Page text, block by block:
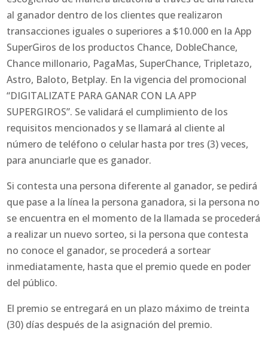
al ganador dentro de los clientes que realizaron
transacciones iguales o superiores a $10.000 en la App
SuperGiros de los productos Chance, DobleChance,
Chance millonario, PagaMas, SuperChance, Tripletazo,
Astro, Baloto, Betplay. En la vigencia del promocional
“DIGITALIZATE PARA GANAR CON LA APP
SUPERGIROS”. Se validará el cumplimiento de los
requisitos mencionados y se llamará al cliente al
número de teléfono o celular hasta por tres (3) veces,
para anunciarle que es ganador.
Si contesta una persona diferente al ganador, se pedirá
que pase a la línea la persona ganadora, si la persona no
se encuentra en el momento de la llamada se procederá
a realizar un nuevo sorteo, si la persona que contesta
no conoce el ganador, se procederá a sortear
inmediatamente, hasta que el premio quede en poder
del público.
El premio se entregará en un plazo máximo de treinta
(30) días después de la asignación del premio.